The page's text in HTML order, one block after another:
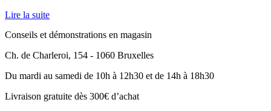
Lire la suite
Conseils et démonstrations en magasin
Ch. de Charleroi, 154 - 1060 Bruxelles
Du mardi au samedi de 10h à 12h30 et de 14h à 18h30
Livraison gratuite dès 300€ d’achat